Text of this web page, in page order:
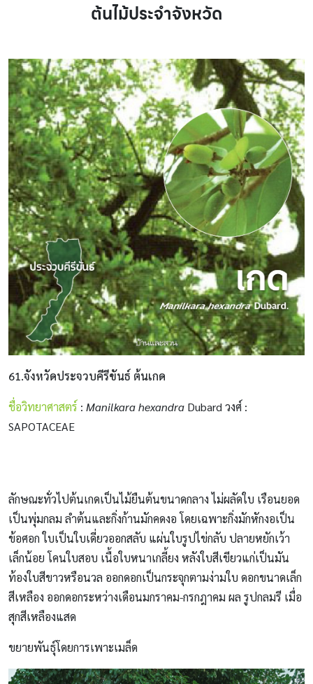
ต้นไม้ประจำจังหวัด
61.จังหวัดประจวบคีรีขันธ์ ต้นเกด
ชื่อวิทยาศาสตร์ : Manilkara hexandra Dubard วงศ์ :
SAPOTACEAE
ลักษณะทั่วไปต้นเกดเป็นไม้ยืนต้นขนาดกลาง ไม่ผลัดใบ เรือนยอด
เป็นพุ่มกลม ลำต้นและกิ่งก้านมักคดงอ โดยเฉพาะกิ่งมักหักงอเป็น
ข้อศอก ใบเป็นใบเดี่ยวออกสลับ แผ่นใบรูปไข่กลับ ปลายหยักเว้า
เล็กน้อย โคนใบสอบ เนื้อใบหนาเกลี้ยง หลังใบสีเขียวแก่เป็นมัน
ท้องใบสีขาวหรือนวล ออกดอกเป็นกระจุกตามง่ามใบ ดอกขนาดเล็ก
สีเหลือง ออกดอกระหว่างเดือนมกราคม-กรกฎาคม ผล รูปกลมรี เมื่อ
สุกสีเหลืองแสด
ขยายพันธุ์โดยการเพาะเมล็ด